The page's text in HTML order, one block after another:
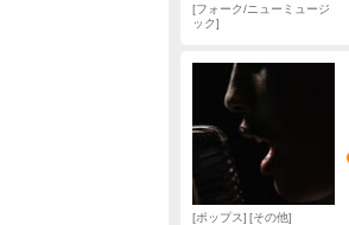
フォーク/ニューミュージ
ック
ポップス
その他